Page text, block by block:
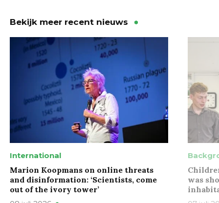
Bekijk meer recent nieuws
International
Marion Koopmans on online threats
and disinformation: ‘Scientists, come
out of the ivory tower’
was